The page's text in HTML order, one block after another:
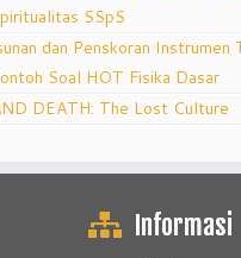
SSpS
dan Penskoran Instrumen
Soal HOT Fisika Dasar
DEATH: The Lost Culture
Informasi